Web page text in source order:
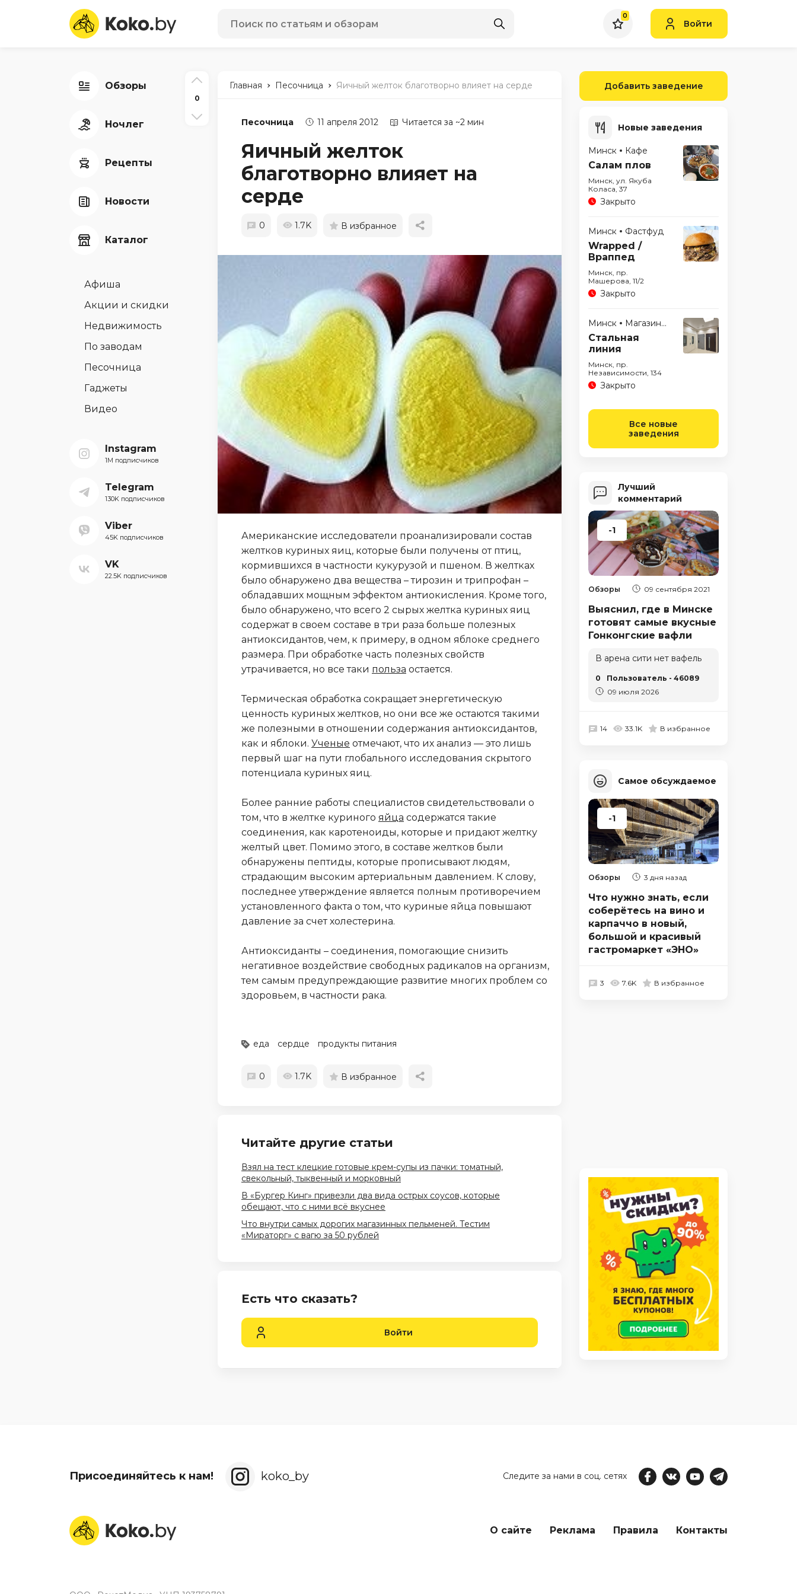
0
Войти
Обзоры
Ночлег
Рецепты
Новости
Каталог
Афиша
Акции и скидки
Недвижимость
По заводам
Песочница
Гаджеты
Видео
Instagram
1M подписчиков
Telegram
130K подписчиков
Viber
45K подписчиков
VK
22.5K подписчиков
0
Главная - Песочница - Яичный желток благотворно влияет на серде
Песочница 11 апреля 2012 Читается за ~2 мин
Яичный желток
благотворно влияет на
серде
0 1.7K В избранное
Американские исследователи проанализировали состав
желтков куриных яиц, которые были получены от птиц,
кормившихся в частности кукурузой и пшеном. В желтках
было обнаружено два вещества – тирозин и трипрофан –
обладавших мощным эффектом антиокисления. Кроме того,
было обнаружено, что всего 2 сырых желтка куриных яиц
содержат в своем составе в три раза больше полезных
антиоксидантов, чем, к примеру, в одном яблоке среднего
размера. При обработке часть полезных свойств
утрачивается, но все таки польза остается.
Термическая обработка сокращает энергетическую
ценность куриных желтков, но они все же остаются такими
же полезными в отношении содержания антиоксидантов,
как и яблоки. Ученые отмечают, что их анализ — это лишь
первый шаг на пути глобального исследования скрытого
потенциала куриных яиц.
Более ранние работы специалистов свидетельствовали о
том, что в желтке куриного яйца содержатся такие
соединения, как каротеноиды, которые и придают желтку
желтый цвет. Помимо этого, в составе желтков были
обнаружены пептиды, которые прописывают людям,
страдающим высоким артериальным давлением. К слову,
последнее утверждение является полным противоречием
установленного факта о том, что куриные яйца повышают
давление за счет холестерина.
Антиоксиданты – соединения, помогающие снизить
негативное воздействие свободных радикалов на организм,
тем самым предупреждающие развитие многих проблем со
здоровьем, в частности рака.
еда сердце продукты питания
0 1.7K В избранное
Читайте другие статьи
Взял на тест клецкие готовые крем-супы из пачки: томатный,
свекольный, тыквенный и морковный
В «Бургер Кинг» привезли два вида острых соусов, которые
обещают, что с ними всё вкуснее
Что внутри самых дорогих магазинных пельменей. Тестим
«Мираторг» с вагю за 50 рублей
Есть что сказать?
Войти
Добавить заведение
Новые заведения
Минск Кафе
Салам плов
Минск, ул. Якуба
Коласа, 37
Закрыто
Минск Фастфуд
Wrapped /
Враппед
Минск, пр.
Машерова, 11/2
Закрыто
Минск Магазины
Стальная
линия
Минск, пр.
Независимости, 134
Закрыто
Все новые
заведения
Лучший
комментарий
-1
Обзоры 09 сентября 2021
Выяснил, где в Минске
готовят самые вкусные
Гонконгские вафли
В арена сити нет вафель
0
Пользователь - 46089
09 июля 2026
14 33.1K В избранное
Самое обсуждаемое
-1
Обзоры 3 дня назад
Что нужно знать, если
соберётесь на вино и
карпаччо в новый,
большой и красивый
гастромаркет «ЭНО»
3 7.6K В избранное
Присоединяйтесь к нам! koko_by Следите за нами в соц. сетях
О сайте Реклама Правила Контакты